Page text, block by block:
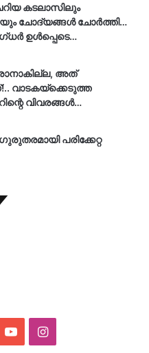
കടലാസിലും
ചോദ്യങ്ങൾ ചോർത്തി…
ഉൾപ്പെടെ…
അത്
വാടകയ്‌ക്കെടുത്ത
വിവരങ്ങൾ…
ഗുരുതരമായി പരിക്കേറ്റ
YouTubeInstagram